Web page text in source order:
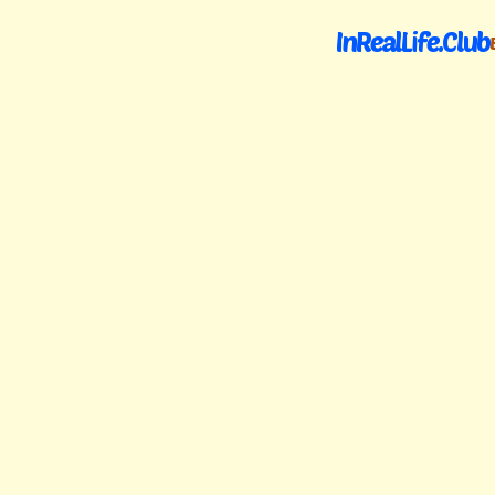
InRealLife.Club